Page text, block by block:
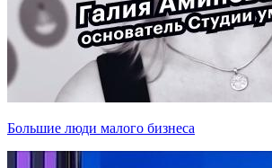
Большие люди малого бизнеса